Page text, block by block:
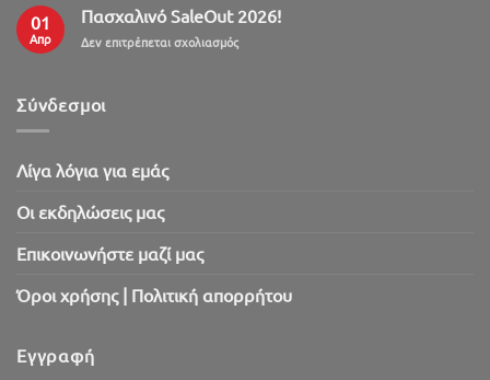
01
Απρ
Πασχαλινό SaleOut 2026!
Δεν επιτρέπεται σχολιασμόςστο
Σύνδεσμοι
Λίγα λόγια για εμάς
Oι εκδηλώσεις μας
Επικοινωνήστε μαζί μας
Όροι χρήσης | Πολιτική απορρήτου
Εγγραφή